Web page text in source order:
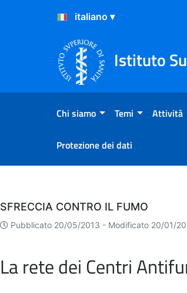
Salta al Contenuto
Salta al Footer
Istituto
Chi siamo Temi Attività
Protezione dei dati
Eventi
SFRECCIA CONTRO IL FUMO
Pubblicato 20/05/2013 - Modificato 20/01/
La rete dei Centri